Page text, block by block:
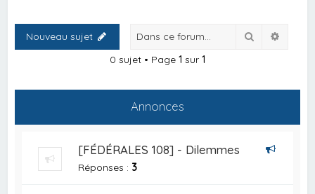
Nouveau sujet Rechercher
0 sujet • Page 1 sur 1
Annonces
[FÉDÉRALES 108] - Dilemmes
Réponses : 3